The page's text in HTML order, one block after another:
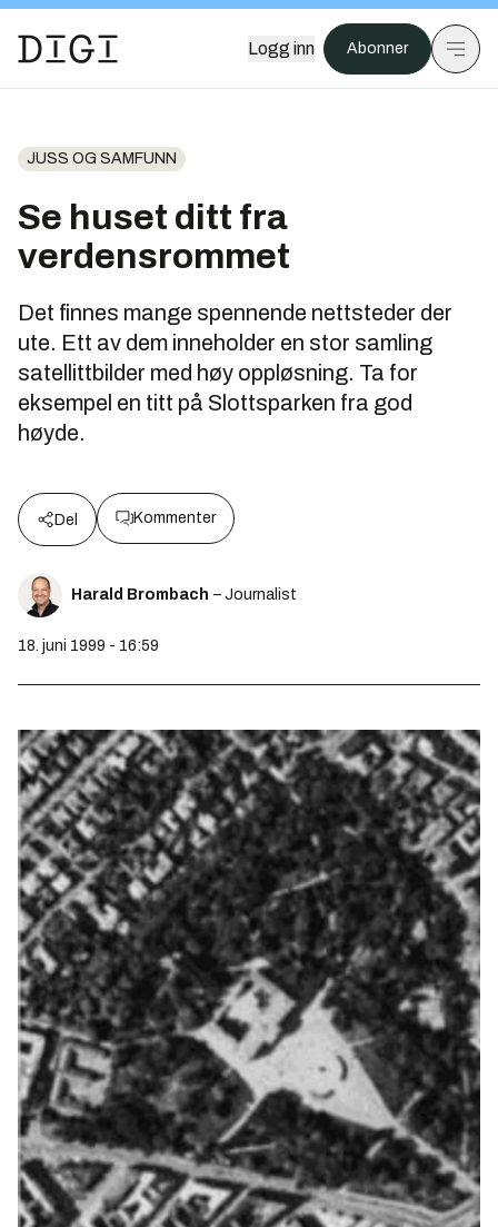
Logg inn Abonner
JUSS OG SAMFUNN
Se huset ditt fra
verdensrommet
Det finnes mange spennende nettsteder der
ute. Ett av dem inneholder en stor samling
satellittbilder med høy oppløsning. Ta for
eksempel en titt på Slottsparken fra god
høyde.
Del Kommenter
Harald Brombach – Journalist
18. juni 1999 - 16:59